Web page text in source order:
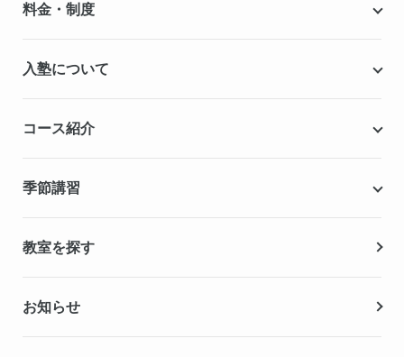
こだわりの個別指導専用教材
料金・制度
無料学力診断テスト
入塾について
無料体験授業
コース紹介
高校生の個別指導コース
季節講習
冬期講習
教室を探す
お知らせ